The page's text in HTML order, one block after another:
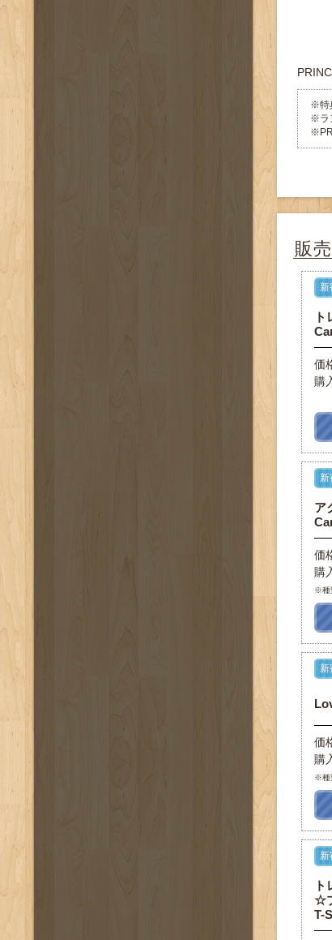
※特
※ラ
販
新
価
購
新
ア
価
購
※種
新
価
購
※種
新
☆
T-